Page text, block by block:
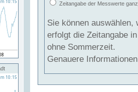
Zeitangabe der Messwerte
Sie können auswählen,
erfolgt die Zeitangabe
ohne Sommerzeit.
Genauere